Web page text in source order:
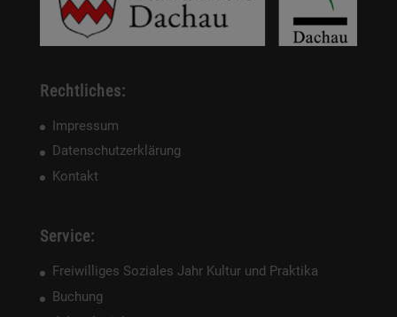
Rechtliches:
Impressum
Datenschutzerklärung
Kontakt
Service:
Freiwilliges Soziales Jahr Kultur und Praktika
Buchung